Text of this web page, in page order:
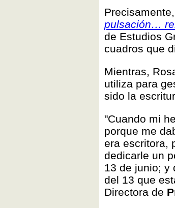
Precisamente,
pulsación…
de Estudios
cuadros que
Mientras,
utiliza para
sido la
"Cuando mi
porque me
era escritora,
dedicarle un
13 de junio; y
del 13 que
Directora de